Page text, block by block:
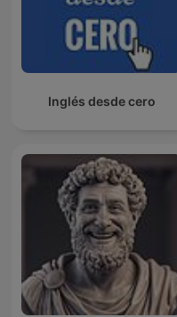
Inglés desde cero